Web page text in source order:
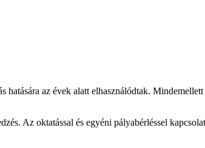
hatására az évek alatt elhasználódtak.
Az oktatással és egyéni pályabérléssel